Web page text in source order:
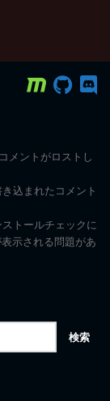
メントがロストし
き込まれたコメント
トールチェックに
示される問題があ